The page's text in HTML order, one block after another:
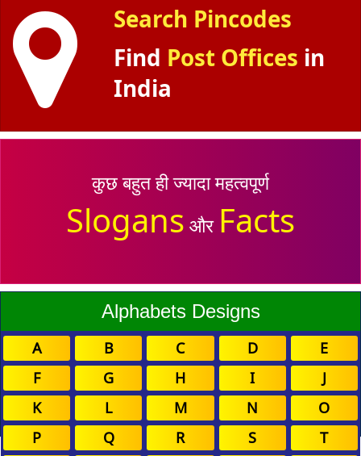
Search Pincodes
Find Post Offices in
India
कुछ बहुत ही ज्यादा महत्वपूर्ण
Slogans और Facts
Alphabets Designs
A B C D
E
F
G H I
J
K
L M N
O
P
Q R S
T